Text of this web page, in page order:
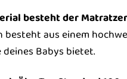
besteht der
besteht aus einem
Babys bietet.